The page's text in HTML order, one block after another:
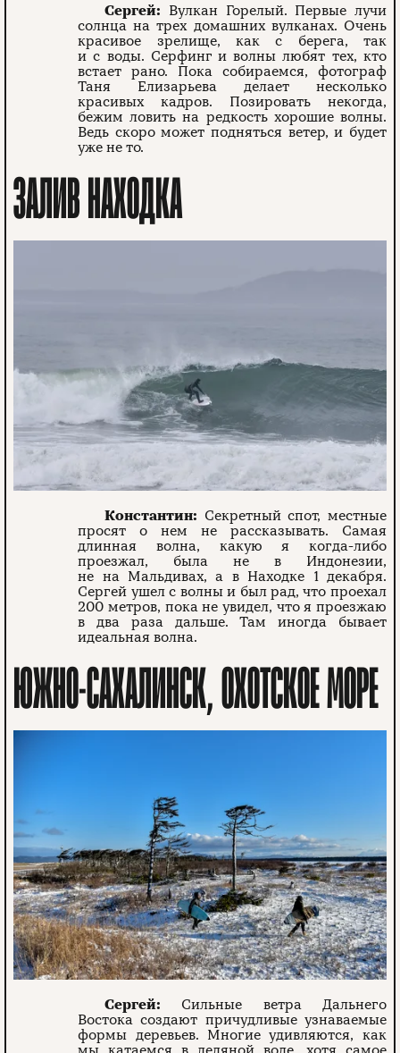
Сергей: Вулкан Горелый. Первые лучи
солнца на трех домашних вулканах. Очень
красивое зрелище, как с берега, так
и с воды. Серфинг и волны любят тех, кто
встает рано. Пока собираемся, фотограф
Таня Елизарьева делает несколько
красивых кадров. Позировать некогда,
бежим ловить на редкость хорошие волны.
Ведь скоро может подняться ветер, и будет
уже не то.
ЗАЛИВ НАХОДКА
Константин: Секретный спот, местные
просят о нем не рассказывать. Самая
длинная волна, какую я когда-либо
проезжал, была не в Индонезии,
не на Мальдивах, а в Находке 1 декабря.
Сергей ушел с волны и был рад, что проехал
200 метров, пока не увидел, что я проезжаю
в два раза дальше. Там иногда бывает
идеальная волна.
ЮЖНО-САХАЛИНСК, ОХОТСКОЕ МОРЕ
Сергей: Сильные ветра Дальнего
Востока создают причудливые узнаваемые
формы деревьев. Многие удивляются, как